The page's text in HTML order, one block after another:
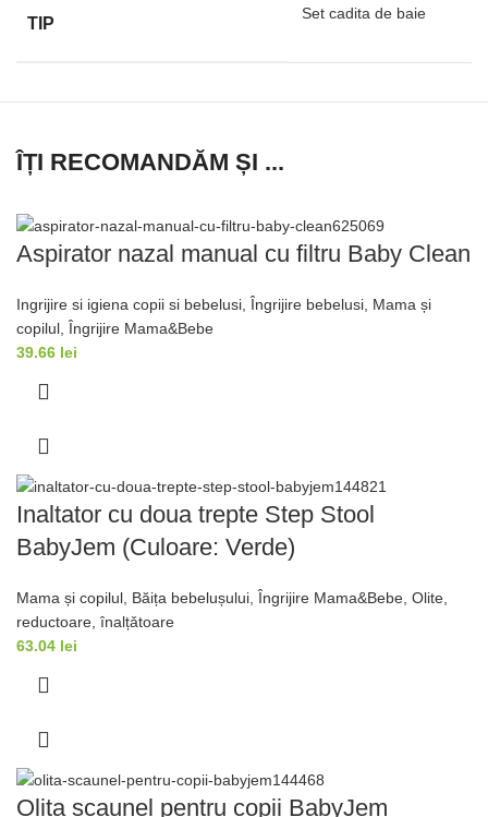
TIP
Set cadita de baie
ÎȚI RECOMANDĂM ȘI ...
Aspirator nazal manual cu filtru Baby Clean
Ingrijire si igiena copii si bebelusi Îngrijire bebelusi Mama și
copilul Îngrijire Mama&Bebe
39.66 lei
Inaltator cu doua trepte Step Stool
BabyJem (Culoare: Verde)
Mama și copilul Băița bebelușului Îngrijire Mama&Bebe Olite,
reductoare, înalțǎtoare
63.04 lei
Olita scaunel pentru copii BabyJem